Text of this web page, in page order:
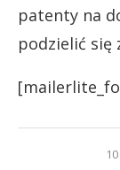
patenty na
podzielić się